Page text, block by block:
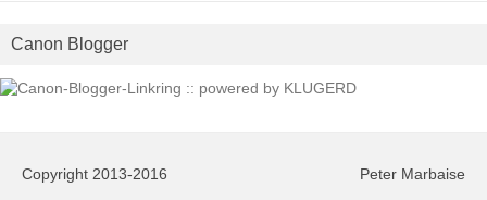
Canon Blogger
Copyright 2013-2016 Peter Marbaise